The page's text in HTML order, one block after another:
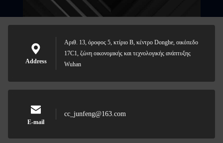
Address
Αριθ. 13, όροφος 5, κτίριο Β, κέντρο Donghe, οικόπεδο
17C1, ζώνη οικονομικής και τεχνολογικής ανάπτυξης
Wuhan
E-mail
cc_junfeng@163.com